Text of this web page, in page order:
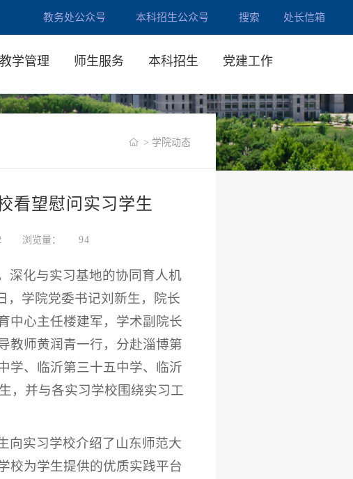
搜索
教务处公众号 本科招生公众号 处长信箱
教学管理 师生服务 本科招生 党建工作
> 学院动态
看望慰问实习学生
浏览量： 94
深化与实习基地的协同育人机
，学院党委书记刘新生，院长
中心主任楼建军，学术副院长
教师黄润青一行，分赴淄博第
学、临沂第三十五中学、临沂
，并与各实习学校围绕实习工
向实习学校介绍了山东师范大
校为学生提供的优质实践平台